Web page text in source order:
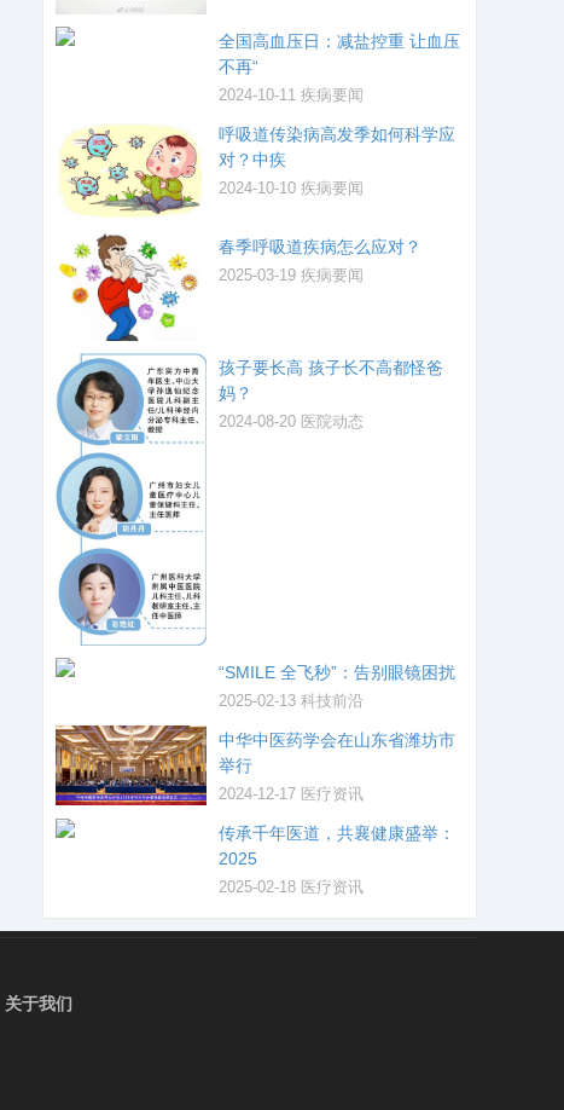
全国高血压日：减盐控重 让血压
不再“
2024-10-11 疾病要闻
呼吸道传染病高发季如何科学应
对？中疾
2024-10-10 疾病要闻
春季呼吸道疾病怎么应对？
2025-03-19 疾病要闻
孩子要长高 孩子长不高都怪爸
妈？
2024-08-20 医院动态
“SMILE 全飞秒”：告别眼镜困扰
2025-02-13 科技前沿
中华中医药学会在山东省潍坊市
举行
2024-12-17 医疗资讯
传承千年医道，共襄健康盛举：
2025
2025-02-18 医疗资讯
关于我们